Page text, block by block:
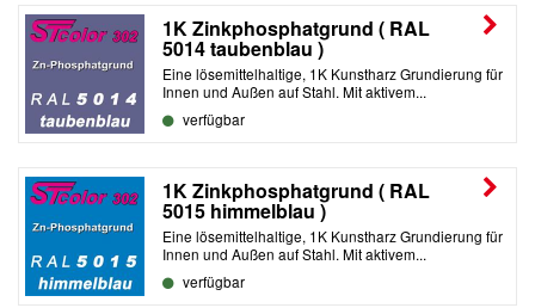
1K Zinkphosphatgrund ( RAL
5014 taubenblau )
Eine lösemittelhaltige, 1K Kunstharz Grundierung für
Innen und Außen auf Stahl. Mit aktivem...
verfügbar
1K Zinkphosphatgrund ( RAL
5015 himmelblau )
Eine lösemittelhaltige, 1K Kunstharz Grundierung für
Innen und Außen auf Stahl. Mit aktivem...
verfügbar